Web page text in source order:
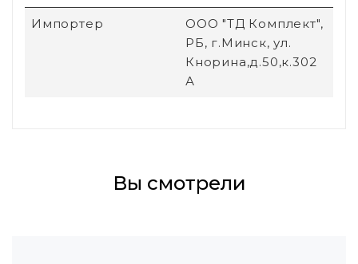
Импортер
ООО "ТД Комплект",
РБ, г.Минск, ул.
Кнорина,д.50,к.302
А
Вы смотрели